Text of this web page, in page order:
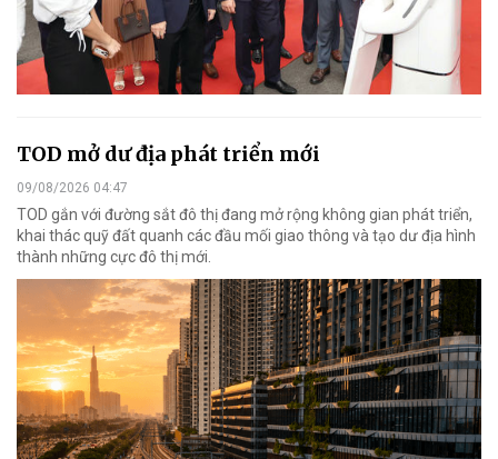
TOD mở dư địa phát triển mới
09/08/2026 04:47
TOD gắn với đường sắt đô thị đang mở rộng không gian phát triển,
khai thác quỹ đất quanh các đầu mối giao thông và tạo dư địa hình
thành những cực đô thị mới.